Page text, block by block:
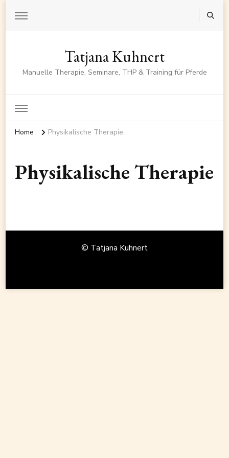
Tatjana Kuhnert
Manuelle Therapie, Seminare, THP & Training für Pferde
Home Physikalische Therapie
Physikalische Therapie
© Tatjana Kuhnert